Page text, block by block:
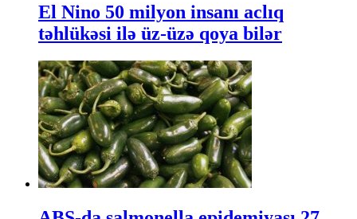
El Nino 50 milyon insanı aclıq
təhlükəsi ilə üz-üzə qoya bilər